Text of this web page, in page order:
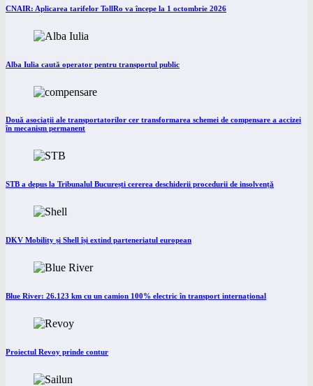
CNAIR: Aplicarea tarifelor TollRo va începe la 1 octombrie 2026
Alba Iulia caută operator pentru transportul public
Două asociații ale transportatorilor cer transformarea schemei de compensare a accizei
în mecanism permanent
STB a depus la Tribunalul București cererea deschiderii procedurii de insolvență
DKV Mobility și Shell își extind parteneriatul european
Blue River: 26.123 km cu un camion 100% electric în transport internațional
Proiectul Revoy prinde contur